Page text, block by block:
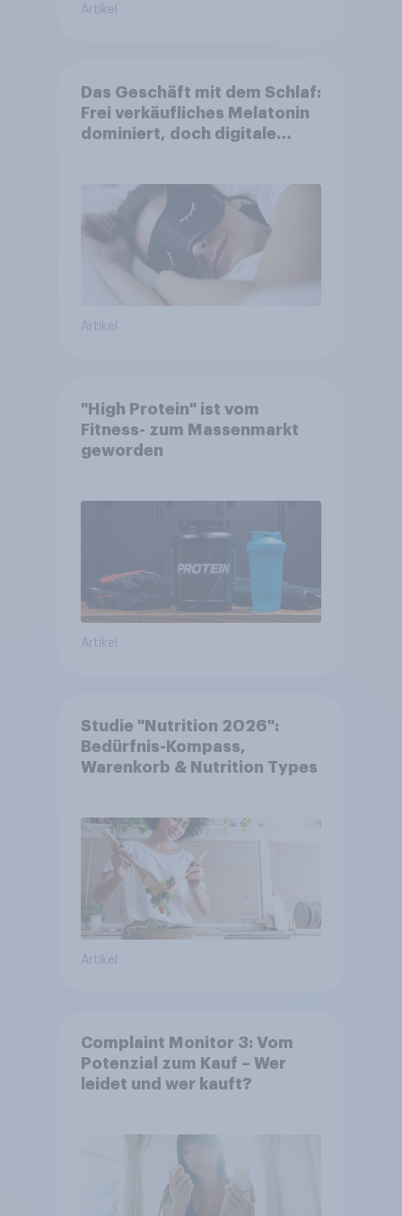
Artikel
Das Geschäft mit dem Schlaf:
Frei verkäufliches Melatonin
dominiert, doch digitale
Artikel
"High Protein" ist vom
Fitness- zum Massenmarkt
geworden
Artikel
Studie "Nutrition 2026":
Bedürfnis-Kompass,
Warenkorb & Nutrition Types
Artikel
Complaint Monitor 3: Vom
Potenzial zum Kauf – Wer
leidet und wer kauft?